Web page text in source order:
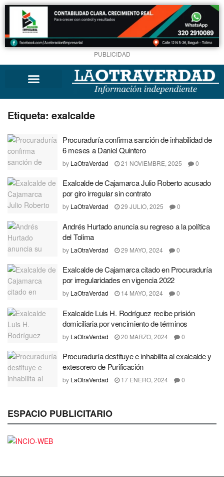
PUBLICIDAD
Etiqueta: exalcalde
Procuraduría confirma sanción de inhabilidad de
6 meses a Daniel Quintero
by LaOtraVerdad 21 NOVIEMBRE, 2025 0
Exalcalde de Cajamarca Julio Roberto acusado
por giro irregular sin contrato
by LaOtraVerdad 29 JULIO, 2025 0
Andrés Hurtado anuncia su regreso a la política
del Tolima
by LaOtraVerdad 29 MAYO, 2024 0
Exalcalde de Cajamarca citado en Procuraduría
por irregularidades en vigencia 2022
by LaOtraVerdad 14 MAYO, 2024 0
Exalcalde Luis H. Rodríguez recibe prisión
domiciliaria por vencimiento de términos
by LaOtraVerdad 20 MARZO, 2024 0
Procuraduría destituye e inhabilita al exalcalde y
extesorero de Purificación
by LaOtraVerdad 17 ENERO, 2024 0
ESPACIO PUBLICITARIO